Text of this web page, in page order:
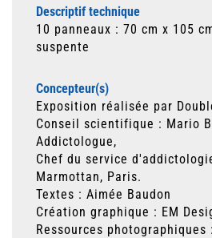
Descriptif technique
10 panneaux : 70 cm x 105
suspente
Concepteur(s)
Exposition réalisée par
Conseil scientifique : Mario
Addictologue,
Chef du service
Marmottan, Paris.
Textes : Aimée Baudon
Création graphique : EM
Ressources photographiques